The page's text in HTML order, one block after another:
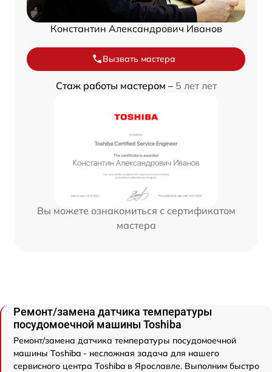
Константин Александрович Иванов
Вызвать мастера
Стаж работы мастером – 5 лет лет
Вы можете ознакомиться с сертификатом
мастера
Ремонт/замена датчика температуры
посудомоечной машины Toshiba
Ремонт/замена датчика температуры посудомоечной
машины Toshiba - несложная задача для нашего
сервисного центра Toshiba в Ярославле. Выполним быстро